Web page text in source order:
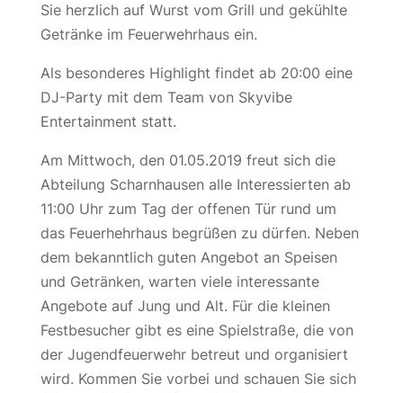
Sie herzlich auf Wurst vom Grill und gekühlte
Getränke im Feuerwehrhaus ein.
Als besonderes Highlight findet ab 20:00 eine
DJ-Party mit dem Team von Skyvibe
Entertainment statt.
Am Mittwoch, den 01.05.2019 freut sich die
Abteilung Scharnhausen alle Interessierten ab
11:00 Uhr zum Tag der offenen Tür rund um
das Feuerhehrhaus begrüßen zu dürfen. Neben
dem bekanntlich guten Angebot an Speisen
und Getränken, warten viele interessante
Angebote auf Jung und Alt. Für die kleinen
Festbesucher gibt es eine Spielstraße, die von
der Jugendfeuerwehr betreut und organisiert
wird. Kommen Sie vorbei und schauen Sie sich